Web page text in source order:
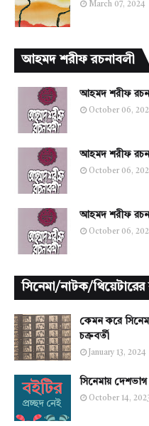
March 07, 2024
আহমদ শরীফ রচনাবলী
আহমদ শরীফ
October 06,
আহমদ শরীফ
October 06,
আহমদ শরীফ
October 06,
সিনেমা/নাটক/
কেমন করে
চক্রবর্তী
January 13, 2024
সিনেমায়
October 14,